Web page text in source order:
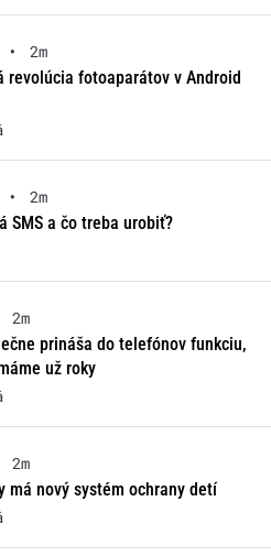
•
2m
revolúcia fotoaparátov v Android
•
2m
SMS a čo treba urobiť?
2m
prináša do telefónov funkciu,
už roky
2m
má nový systém ochrany detí